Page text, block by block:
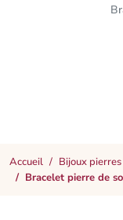
Accueil Bijoux
Bracelet pierre de